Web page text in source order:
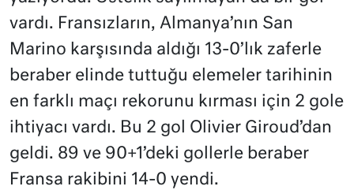
vardı. Fransızların, Almanya’nın San
Marino karşısında aldığı 13-0’lık zaferle
beraber elinde tuttuğu elemeler tarihinin
en farklı maçı rekorunu kırması için 2 gole
ihtiyacı vardı. Bu 2 gol Olivier Giroud’dan
geldi. 89 ve 90+1’deki gollerle beraber
Fransa rakibini 14-0 yendi.